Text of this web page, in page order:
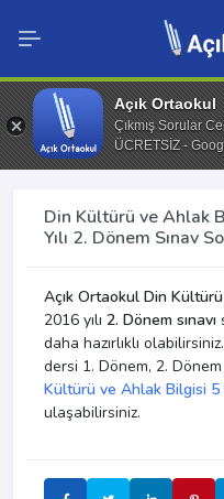
Açık Ortaokul
Çıkmış Sorular
ÜCRETSİZ -
Din Kültürü ve Ahlak
Yılı 2. Dönem Sınav
Açık Ortaokul Din
2016 yılı 2. Dönem sınavı
daha hazırlıklı
dersi 1. Dönem, 2.
Kültürü ve Ahlak Bilgisi 5
ulaşabilirsiniz.